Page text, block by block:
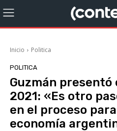
Inicio Politica
POLITICA
Guzmán
2021: «Es otro
en el proceso
economía